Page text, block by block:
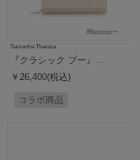
Samantha Thavasa
『クラシック プー』...
￥26,400(税込)
コラボ商品